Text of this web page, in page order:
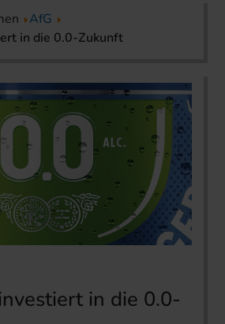
AfG
in die 0.0-Zukunft
in die 0.0-